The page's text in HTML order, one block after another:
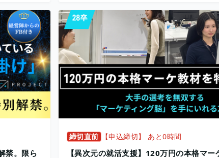
禁。限ら
締切直前 【申込締切】 あと0時間
【異次元の就活支援】120万円の本格マー